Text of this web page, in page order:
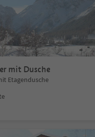
mit Dusche
Etagendusche